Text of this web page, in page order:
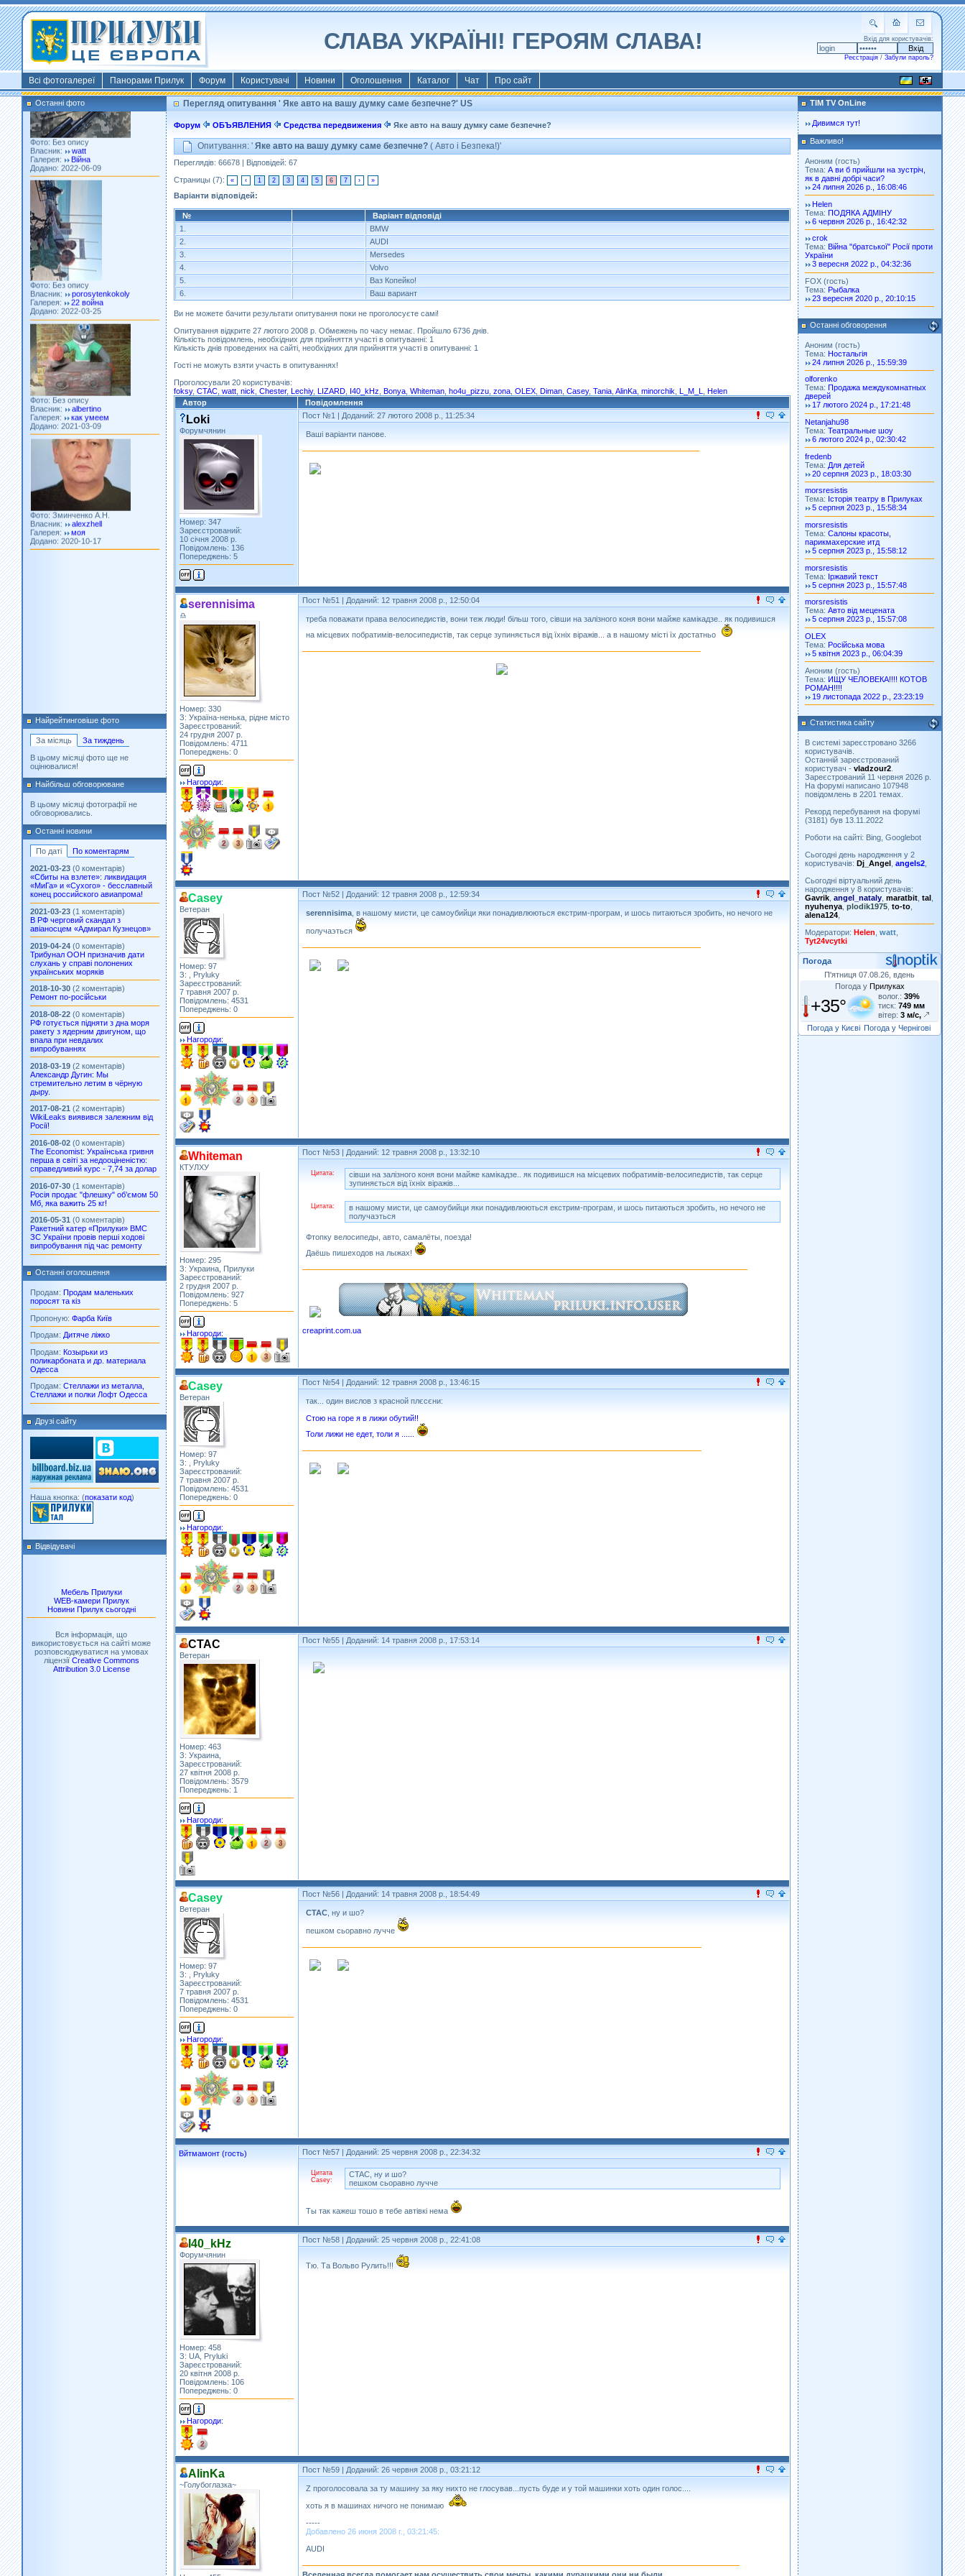
СЛАВА УКРАЇНІ! ГЕРОЯМ СЛАВА! Вхід для користувачів:
Реєстрація / Забули пароль?
Всі фотогалереї Панорами Прилук Форум Користувачі Новини Оголошення Каталог Чат Про сайт
Останні фото
Власник:
morsresistis
Галерея:
Додано: 2022-11-13
Фото: Без опису
Власник:
watt
Галерея:
Війна
Додано: 2022-06-09
Фото: Без опису
Власник:
porosytenkokoly
Галерея:
Додано: 2022-03-25
Фото: Без опису
Власник:
albertino
Галерея:
как умеем
Додано: 2021-03-09
Фото: Зминченко А.Н.
alexzhell
Додано: 2020-10-17
Найрейтинговіше фото
За місяць
За тиждень
В цьому місяці фото ще не
оцінювалися!
Найбільш обговорюване
В цьому місяці фотографії не
обговорювались.
Останні новини
По даті
По коментарям
2021-03-23 (0 коментарів)
«Сбиты на взлете»: ликвидация
«МиГа» и «Сухого» - бесславный
конец российского авиапрома!
2021-03-23 (1 коментарів)
В РФ черговий скандал з
авіаносцем «Адмирал Кузнецов»
2019-04-24 (0 коментарів)
Трибунал ООН призначив дати
слухань у справі полонених
українських моряків
2018-10-30 (2 коментарів)
Ремонт по-російськи
2018-08-22 (0 коментарів)
РФ готується підняти з дна моря
ракету з ядерним двигуном, що
впала при невдалих
випробуваннях
2018-03-19 (2 коментарів)
Александр Дугин: Мы
стремительно летим в чёрную
дыру.
2017-08-21 (2 коментарів)
WikiLeaks виявився залежним від
Росії!
2016-08-02 (0 коментарів)
The Economist: Українська гривня
перша в світі за недооціненістю:
справедливий курс - 7,74 за долар
2016-07-30 (1 коментарів)
Росія продає "флешку" об’ємом 50
Мб, яка важить 25 кг!
2016-05-31 (0 коментарів)
Ракетний катер «Прилуки» ВМС
ЗС України провів перші ходові
випробування під час ремонту
Останні оголошення
Продам: Продам маленьких
поросят та кіз
Пропоную: Фарба Київ
Продам: Дитяче ліжко
Продам: Козырьки из
поликарбоната и др. материала
Одесса
Продам: Стеллажи из металла,
Стеллажи и полки Лофт Одесса
Друзі сайту
Наша кнопка: (показати код)
Відвідувачі
Мебель Прилуки
WEB-камери Прилук
Новини Прилук сьогодні
Вся інформація, що
використовується на сайті може
розповсюджуватися на умовах
ліцензії Creative Commons
Attribution 3.0 License
Перегляд опитування ' Яке авто на вашу думку саме безпечне?' US
Форум ОБЪЯВЛЕНИЯ Средства передвижения Яке авто на вашу думку саме безпечне?
Опитування: ' Яке авто на вашу думку саме безпечне? ( Авто і Безпека!)'
Переглядів: 66678 | Відповідей: 67
Страницы (7):
« ‹ 1 2 3 4 5 6 7 › »
Варіанти відповідей:
№
Варіант відповіді
1.
BMW
2.
AUDI
3.
Mersedes
4.
Volvo
5.
Ваз Копейко!
6.
Ваш вариант
Ви не можете бачити результати опитування поки не проголосуєте самі!
Опитування відкрите 27 лютого 2008 р. Обмежень по часу немає. Пройшло 6736 днів.
Кількість повідомлень, необхідних для прийняття участі в опитуванні: 1
Кількість днів проведених на сайті, необхідних для прийняття участі в опитуванні: 1
Гості не можуть взяти участь в опитуваннях!
Проголосували 20 користувачів:
foksy, CTAC watt nick Chester, Lechiy, LIZARD I40_kHz Bonya Whiteman ho4u_pizzu zona OLEX Diman Casey, Tania AlinKa minorchik L_M_L
Helen
Автор
Повідомлення
Loki
Форумчянин
Номер: 347
Зареєстрований:
10 січня 2008 р.
Повідомлень: 136
Попереджень: 5
Пост №1 | Доданий: 27 лютого 2008 р., 11:25:34
Ваші варіанти панове.
serennisima
♎
Номер: 330
З: Україна-ненька, рідне місто
Зареєстрований:
24 грудня 2007 р.
Повідомлень: 4711
Попереджень: 0
Нагороди:
Пост №51 | Доданий: 12 травня 2008 р., 12:50:04
треба поважати права велосипедистів, вони теж люди! більш того, сівши на залізного коня вони майже камікадзе.. як подивишся
на місцевих побратимів-велосипедистів, так серце зупиняється від їхніх віражів... а в нашому місті їх достатньо
Casey
Ветеран
Номер: 97
З: , Pryluky
Зареєстрований:
7 травня 2007 р.
Повідомлень: 4531
Попереджень: 0
Нагороди:
Пост №52 | Доданий: 12 травня 2008 р., 12:59:34
serennisima , в нашому мисти, це самоубийци яки понадивлюються екстрим-програм, и шось питаються зробить, но нечого не
получаэться
Whiteman
КТУЛХУ
Номер: 295
З: Украина, Прилуки
Зареєстрований:
2 грудня 2007 р.
Повідомлень: 927
Попереджень: 5
Нагороди:
Пост №53 | Доданий: 12 травня 2008 р., 13:32:10
Цитата:
сівши на залізного коня вони майже камікадзе.. як подивишся на місцевих побратимів-велосипедистів, так серце
зупиняється від їхніх віражів...
Цитата:
в нашому мисти, це самоубийци яки понадивлюються екстрим-програм, и шось питаються зробить, но нечого не
получаэться
Фтопку велосипеды, авто, самалёты, поезда!
Даёшь пишеходов на лыжах!
creaprint.com.ua
Casey
Ветеран
Номер: 97
З: , Pryluky
Зареєстрований:
7 травня 2007 р.
Повідомлень: 4531
Попереджень: 0
Нагороди:
Пост №54 | Доданий: 12 травня 2008 р., 13:46:15
так... один вислов з красной плєсєни:
Стою на горе я в лижи обутий!!
Толи лижи не едет, толи я ......
CTAC
Ветеран
Номер: 463
З: Украина,
Зареєстрований:
27 квітня 2008 р.
Повідомлень: 3579
Попереджень: 1
Нагороди:
Пост №55 | Доданий: 14 травня 2008 р., 17:53:14
Casey
Ветеран
Номер: 97
З: , Pryluky
Зареєстрований:
7 травня 2007 р.
Повідомлень: 4531
Попереджень: 0
Нагороди:
Пост №56 | Доданий: 14 травня 2008 р., 18:54:49
CTAC , ну и шо?
пешком сьоравно лучче
Вйтмамонт (гость) Пост №57 | Доданий: 25 червня 2008 р., 22:34:32
Цитата
Casey:
CTAC, ну и шо?
пешком сьоравно лучче
Ты так кажеш тошо в тебе автівкі нема
I40_kHz
Форумчянин
Номер: 458
З: UA, Pryluki
Зареєстрований:
20 квітня 2008 р.
Повідомлень: 106
Попереджень: 0
Нагороди:
Пост №58 | Доданий: 25 червня 2008 р., 22:41:08
Тю. Та Вольво Рулить!!!
AlinKa
~Голубоглазка~
Пост №59 | Доданий: 26 червня 2008 р., 03:21:12
Z проголосовала за ту машину за яку нихто не глосував...пусть буде и у той машинки хоть один голос....
хоть я в машинах ничого не понимаю
-----
Добавлено 26 июня 2008 г., 03:21:45:
AUDI
TIM TV OnLine
Дивимся тут!
Важливо!
Аноним (гость)
Тема: А ви б прийшли на зустріч,
як в давні добрі часи?
24 липня 2026 р., 16:08:46
Helen
Тема: ПОДЯКА АДМІНУ
6 червня 2026 р., 16:42:32
crok
Тема: Війна "братської" Росії проти
України
3 вересня 2022 р., 04:32:36
FOX (гость)
Тема: Рыбалка
23 вересня 2020 р., 20:10:15
Останні обговорення
Аноним (гость)
Тема: Ностальгія
24 липня 2026 р., 15:59:39
olforenko
Тема: Продажа междукомнатных
дверей
17 лютого 2024 р., 17:21:48
Netanjahu98
Тема: Театральные шоу
6 лютого 2024 р., 02:30:42
fredenb
Тема: Для детей
20 серпня 2023 р., 18:03:30
morsresistis
Тема: Історія театру в Прилуках
5 серпня 2023 р., 15:58:34
morsresistis
Тема: Салоны красоты,
парикмахерские итд
5 серпня 2023 р., 15:58:12
morsresistis
Тема: Іржавий текст
5 серпня 2023 р., 15:57:48
morsresistis
Тема: Авто від мецената
5 серпня 2023 р., 15:57:08
OLEX
Тема: Російська мова
5 квітня 2023 р., 06:04:39
Аноним (гость)
Тема: ИЩУ ЧЕЛОВЕКА!!!! КОТОВ
РОМАН!!!!
19 листопада 2022 р., 23:23:19
Статистика сайту
В системі зареєстровано 3266
користувачів.
Останній зареєстрований
користувач - vladzour2
Зареєстрований 11 червня 2026 р.
На форумі написано 107948
повідомлень в 2201 темах.
Рекорд перебування на форумі
(3181) був 13.11.2022
Роботи на сайті: Bing, Googlebot
Сьогодні день народження у 2
користувачів: Dj_Angel angels2
Сьогодні віртуальний день
народження у 8 користувачів:
Gavrik angel_nataly maratbit tal
nyuhenya plodik1975 to-to
alena124
Модератори: Helen watt
Tyt24vcytki
Погода
П'ятниця 07.08.26, вдень
Погода у Прилуках
+35° волог.: 39%
тиск: 749 мм
вітер: 3 м/с,
Погода у Києві Погода у Чернігові